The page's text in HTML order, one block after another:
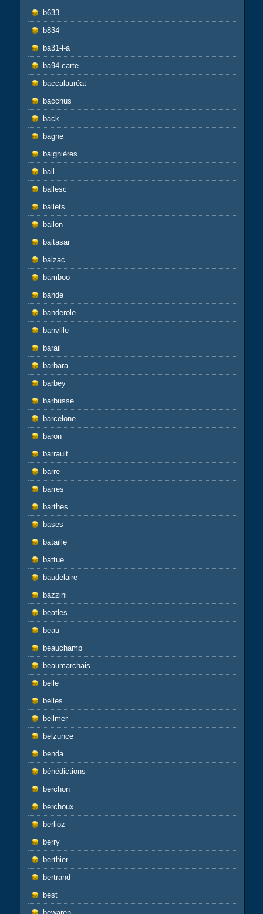
b633
b834
ba31-l-a
ba94-carte
baccalauréat
bacchus
back
bagne
baignières
bail
ballesc
ballets
ballon
baltasar
balzac
bamboo
bande
banderole
banville
barail
barbara
barbey
barbusse
barcelone
baron
barrault
barre
barres
barthes
bases
bataille
battue
baudelaire
bazzini
beatles
beau
beauchamp
beaumarchais
belle
belles
bellmer
belzunce
benda
bénédictions
berchon
berchoux
berlioz
berry
berthier
bertrand
best